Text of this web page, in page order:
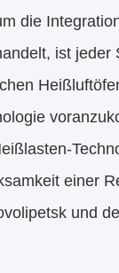
die
ist
einer
und